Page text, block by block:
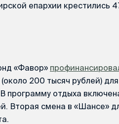
епархии крестились
«Фавор»
200 тысяч рублей)
программу отдыха
Вторая смена в «Шансе»